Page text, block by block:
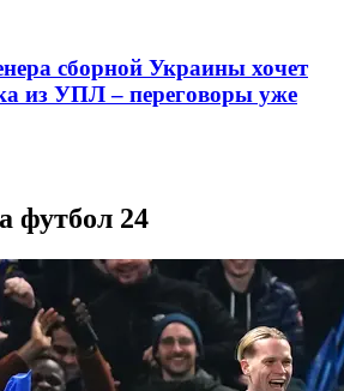
сборной Украины хочет
из УПЛ – переговоры уже
футбол 24